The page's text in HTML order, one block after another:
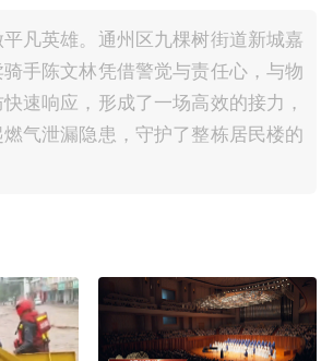
+
凡英雄。通州区九棵树街道新城嘉
手陈文林凭借警觉与责任心，与物
速响应，形成了一场高效的接力，
气泄漏隐患，守护了整栋居民楼的